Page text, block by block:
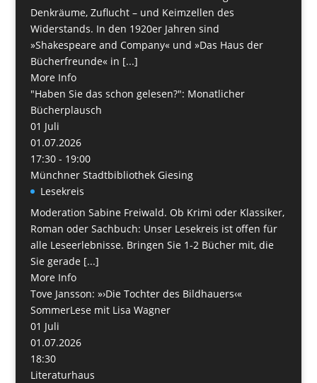
Denkräume, Zuflucht – und Keimzellen des
Widerstands. In den 1920er Jahren sind
»Shakespeare and Company« und »Das Haus der
Bücherfreunde« in [...]
More Info
"Haben Sie das schon gelesen?": Monatlicher
Bücherplausch
01 Juli
01.07.2026
17:30 - 19:00
Münchner Stadtbibliothek Giesing
Lesekreis
Moderation Sabine Freiwald. Ob Krimi oder Klassiker,
Roman oder Sachbuch: Unser Lesekreis ist offen für
alle Leseerlebnisse. Bringen Sie 1-2 Bücher mit, die
Sie gerade [...]
More Info
Tove Jansson: »›Die Tochter des Bildhauers‹«
SommerLese mit Lisa Wagner
01 Juli
01.07.2026
18:30
Literaturhaus